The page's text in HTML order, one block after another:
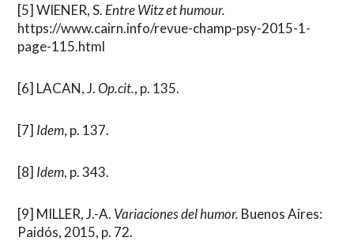
[5] WIENER, S. Entre Witz et humour.
https://www.cairn.info/revue-champ-psy-2015-1-
page-115.html
[6] LACAN, J.Op.cit., p. 135.
[7] Idem, p. 137.
[8] Idem, p. 343.
[9] MILLER, J.-A. Variaciones del humor. Buenos Aires:
Paidós, 2015, p. 72.